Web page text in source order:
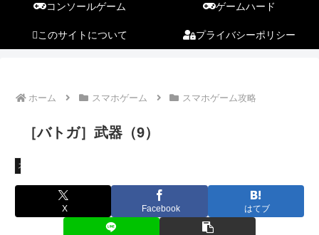
コンソールゲーム ゲームハード
このサイトについて プライバシーポリシー
ホーム スマホゲーム スマホゲーム攻略
［バトガ］武器（9）
スマホゲーム攻略
X Facebook はてブ